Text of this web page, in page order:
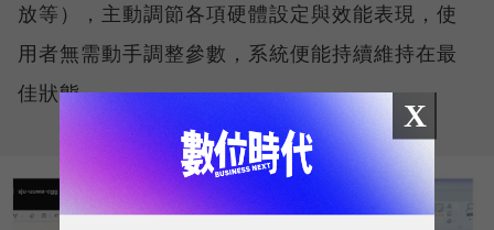
放等），主動調節各項硬體設定與效能表現，使
用者無需動手調整參數，系統便能持續維持在最
佳狀態。
X